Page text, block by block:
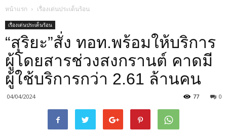
หน้าแรก เรื่องเด่นประเด็นร้อน
เรื่องเด่นประเด็นร้อน
“สุริยะ”สั่ง ทอท.พร้อมให้บริการ
ผู้โดยสารช่วงสงกรานต์ คาดมี
ผู้ใช้บริการกว่า 2.61 ล้านคน
04/04/2024 0
77